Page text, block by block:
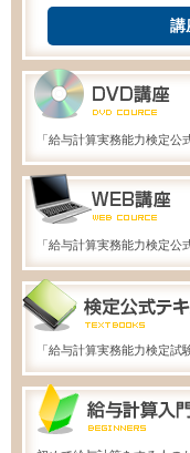
講
「給与計算実務能力検定公
「給与計算実務能力検定公
「給与計算実務能力検定試